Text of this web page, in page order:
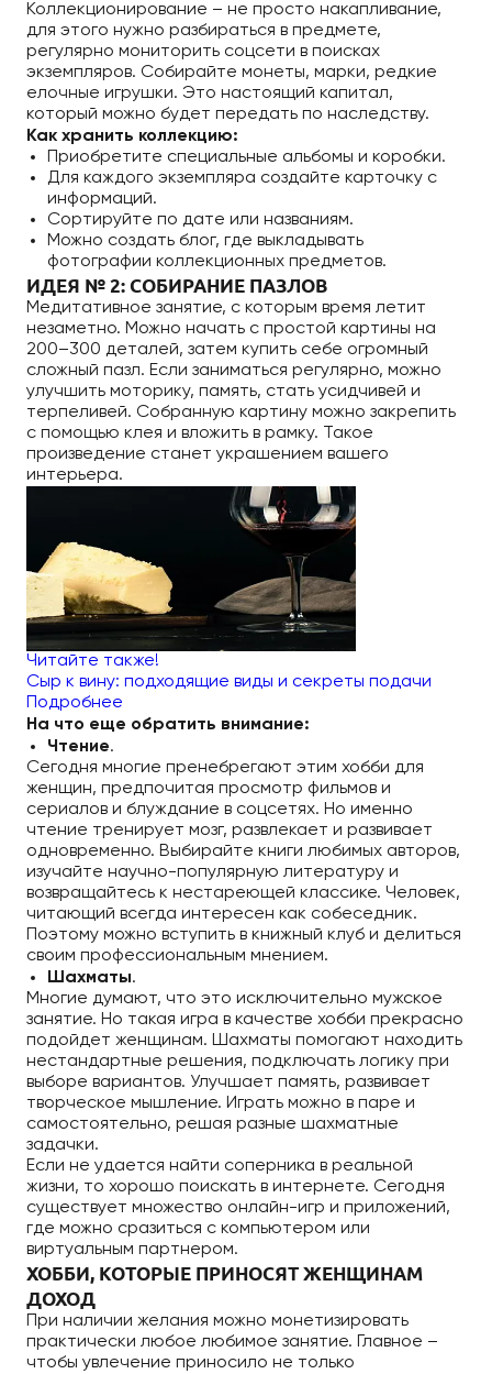
Коллекционирование – не просто накапливание,
для этого нужно разбираться в предмете,
регулярно мониторить соцсети в поисках
экземпляров. Собирайте монеты, марки, редкие
елочные игрушки. Это настоящий капитал,
который можно будет передать по наследству.
Как хранить коллекцию:
Приобретите специальные альбомы и коробки.
Для каждого экземпляра создайте карточку с
информаций.
Сортируйте по дате или названиям.
Можно создать блог, где выкладывать
фотографии коллекционных предметов.
ИДЕЯ № 2: СОБИРАНИЕ ПАЗЛОВ
Медитативное занятие, с которым время летит
незаметно. Можно начать с простой картины на
200–300 деталей, затем купить себе огромный
сложный пазл. Если заниматься регулярно, можно
улучшить моторику, память, стать усидчивей и
терпеливей. Собранную картину можно закрепить
с помощью клея и вложить в рамку. Такое
произведение станет украшением вашего
интерьера.
Читайте также!
Сыр к вину: подходящие виды и секреты подачи
Подробнее
На что еще обратить внимание:
Чтение.
Сегодня многие пренебрегают этим хобби для
женщин, предпочитая просмотр фильмов и
сериалов и блуждание в соцсетях. Но именно
чтение тренирует мозг, развлекает и развивает
одновременно. Выбирайте книги любимых авторов,
изучайте научно-популярную литературу и
возвращайтесь к нестареющей классике. Человек,
читающий всегда интересен как собеседник.
Поэтому можно вступить в книжный клуб и делиться
своим профессиональным мнением.
Шахматы.
Многие думают, что это исключительно мужское
занятие. Но такая игра в качестве хобби прекрасно
подойдет женщинам. Шахматы помогают находить
нестандартные решения, подключать логику при
выборе вариантов. Улучшает память, развивает
творческое мышление. Играть можно в паре и
самостоятельно, решая разные шахматные
задачки.
Если не удается найти соперника в реальной
жизни, то хорошо поискать в интернете. Сегодня
существует множество онлайн-игр и приложений,
где можно сразиться с компьютером или
виртуальным партнером.
ХОББИ, КОТОРЫЕ ПРИНОСЯТ ЖЕНЩИНАМ
ДОХОД
При наличии желания можно монетизировать
практически любое любимое занятие. Главное –
чтобы увлечение приносило не только